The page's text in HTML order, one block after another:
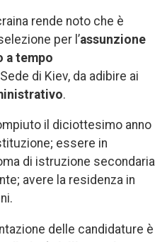
rende noto che è
per l’assunzione
a tempo
di Kiev, da adibire ai
.
il diciottesimo anno
essere in
di istruzione secondaria
avere la residenza in
delle candidature è